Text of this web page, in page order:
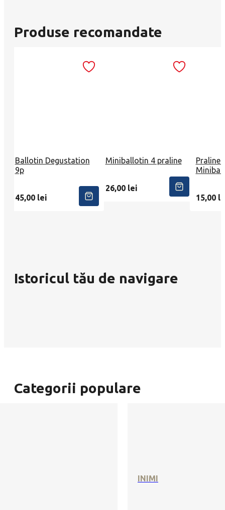
Produse recomandate
Ballotin Degustation
9p
45,00 lei
Miniballotin 4 praline
26,00 lei
Praline
15,00
Istoricul tău de navigare
Categorii populare
INIMI